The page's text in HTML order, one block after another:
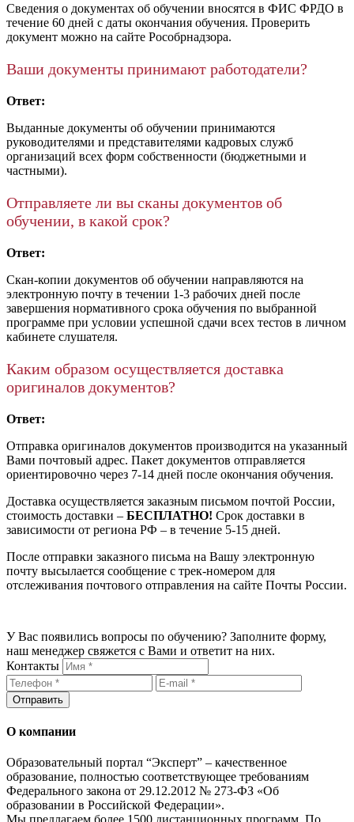
Сведения о документах об обучении вносятся в ФИС ФРДО в
течение 60 дней с даты окончания обучения. Проверить
документ можно на сайте Рособрнадзора.
Ваши документы принимают работодатели?
Ответ:
Выданные документы об обучении принимаются
руководителями и представителями кадровых служб
организаций всех форм собственности (бюджетными и
частными).
Отправляете ли вы сканы документов об
обучении, в какой срок?
Ответ:
Скан-копии документов об обучении направляются на
электронную почту в течении 1-3 рабочих дней после
завершения нормативного срока обучения по выбранной
программе при условии успешной сдачи всех тестов в личном
кабинете слушателя.
Каким образом осуществляется доставка
оригиналов документов?
Ответ:
Отправка оригиналов документов производится на указанный
Вами почтовый адрес. Пакет документов отправляется
ориентировочно через 7-14 дней после окончания обучения.
Доставка осуществляется заказным письмом почтой России,
стоимость доставки – БЕСПЛАТНО! Срок доставки в
зависимости от региона РФ – в течение 5-15 дней.
После отправки заказного письма на Вашу электронную
почту высылается сообщение с трек-номером для
отслеживания почтового отправления на сайте Почты России.
У Вас появились вопросы по обучению? Заполните форму,
наш менеджер свяжется с Вами и ответит на них.
Контакты
Отправить
О компании
Образовательный портал “Эксперт” – качественное
образование, полностью соответствующее требованиям
Федерального закона от 29.12.2012 № 273-ФЗ «Об
образовании в Российской Федерации».